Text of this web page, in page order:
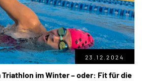
23.12.2024
im Winter – oder: Fit für die